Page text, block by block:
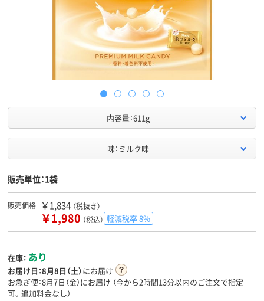
内容量：611g
味：ミルク味
販売単位：1袋
販売価格 ￥1,834 （税抜き）
￥1,980 （税込） 軽減税率 8%
在庫： あり
お届け日：8月8日（土）にお届け
お急ぎ便：8月7日（金）にお届け （今から2時間13分以内のご注文で指定
可。追加料金なし）